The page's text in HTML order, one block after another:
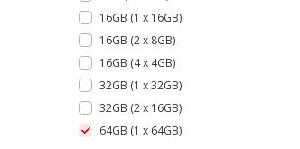
16GB (1 x 16GB)
16GB (2 x 8GB)
16GB (4 x 4GB)
32GB (1 x 32GB)
32GB (2 x 16GB)
64GB (1 x 64GB)